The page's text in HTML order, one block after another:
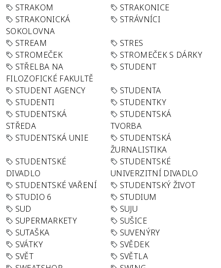
STRAKOM
STRAKONICE
STRAKONICKÁ
SOKOLOVNA
STRÁVNÍCI
STREAM
STRES
STROMEČEK
STROMEČEK S DÁRKY
STŘELBA NA
FILOZOFICKÉ FAKULTĚ
STUDENT
STUDENT AGENCY
STUDENTA
STUDENTI
STUDENTKY
STUDENTSKÁ
STŘEDA
STUDENTSKÁ
TVORBA
STUDENTSKÁ UNIE
STUDENTSKÁ
ŽURNALISTIKA
STUDENTSKÉ
DIVADLO
STUDENTSKÉ
UNIVERZITNÍ DIVADLO
STUDENTSKÉ VAŘENÍ
STUDENTSKÝ ŽIVOT
STUDIO 6
STUDIUM
SUD
SUJU
SUPERMARKETY
SUŠICE
SUTAŠKA
SUVENÝRY
SVÁTKY
SVĚDEK
SVĚT
SVĚTLA